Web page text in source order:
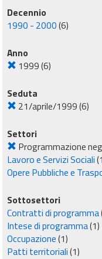
Decennio
1990 - 2000(6)
Anno
1999(6)
Seduta
21/aprile/1999(6)
Settori
Programmazione
Lavoro e Servizi Sociali
Opere Pubbliche e
Sottosettori
Contratti di programma
Intese di programma(1)
Occupazione(1)
Patti territoriali(1)